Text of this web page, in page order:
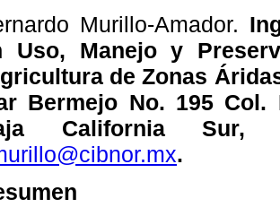
Murillo-Amador.
Uso, Manejo y
de Zonas
Bermejo No. 195
California Sur,
.